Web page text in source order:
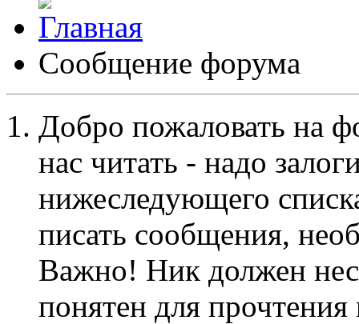
Сообщение форума
Добро пожаловать на
нас читать - надо
нижеследующего
писать сообщения,
Важно! Ник должен
понятен для